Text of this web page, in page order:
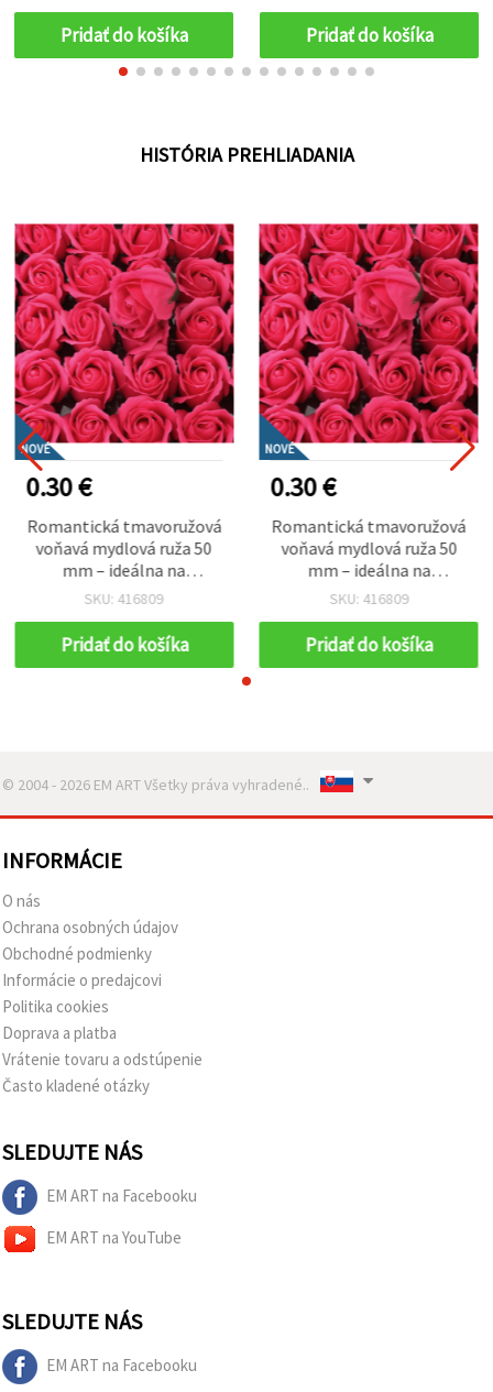
Pridať do košíka Pridať do košíka
HISTÓRIA PREHLIADANIA
NOVÉ
0.30 €
Romantická tmavoružová
voňavá mydlová ruža 50
mm – ideálna na
elegantné darčeky,
dekorácie do domácnosti
EM ART
SKU: 416809
Pridať do košíka
NOVÉ
0.30 €
Romantická tmavoružová
voňavá mydlová ruža 50
mm – ideálna na
elegantné darčeky,
dekorácie do domácnosti
EM ART
SKU: 416809
Pridať do košíka
© 2004 - 2026 EM ART Všetky práva vyhradené..
INFORMÁCIE
O nás
Ochrana osobných údajov
Obchodné podmienky
Informácie o predajcovi
Politika cookies
Doprava a platba
Vrátenie tovaru a odstúpenie
Často kladené otázky
SLEDUJTE NÁS
EM ART na Facebooku
EM ART na YouTube
SLEDUJTE NÁS
EM ART na Facebooku